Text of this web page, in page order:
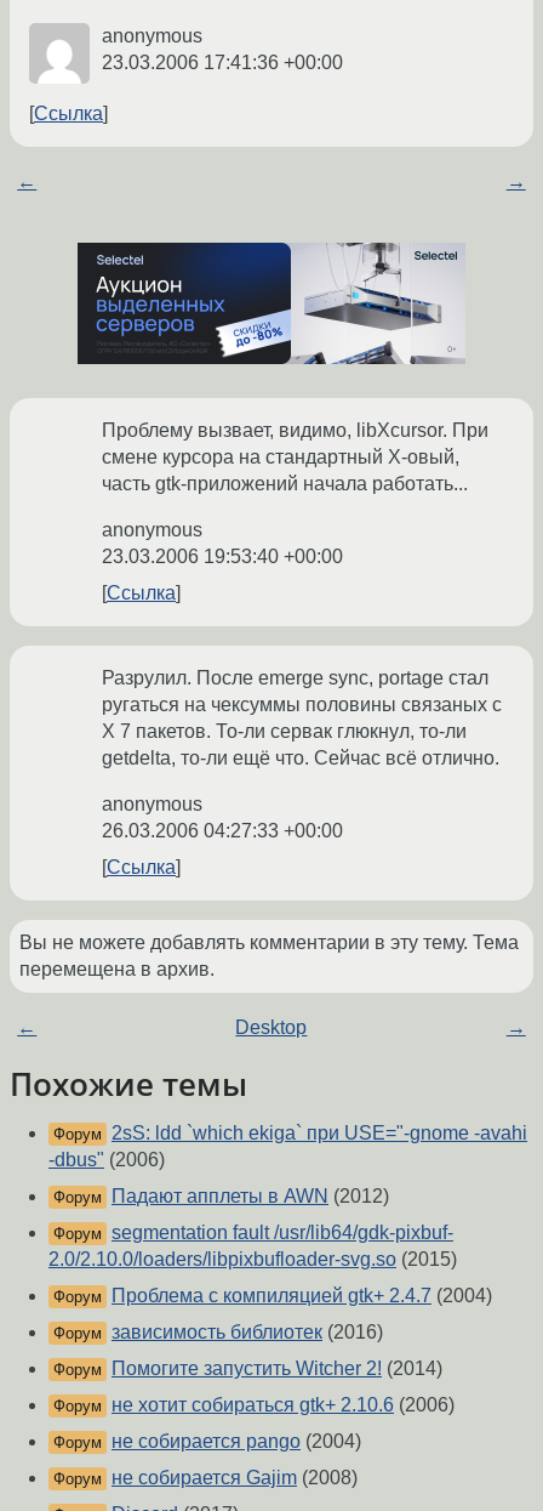
anonymous
23.03.2006 17:41:36 +00:00
Ссылка
← →
Проблему вызвает, видимо, libXcursor. При
смене курсора на стандартный X-овый,
часть gtk-приложений начала работать...
anonymous
23.03.2006 19:53:40 +00:00
Ссылка
Разрулил. После emerge sync, portage стал
ругаться на чексуммы половины связаных с
X 7 пакетов. То-ли сервак глюкнул, то-ли
getdelta, то-ли ещё что. Сейчас всё отлично.
anonymous
26.03.2006 04:27:33 +00:00
Ссылка
Вы не можете добавлять комментарии в эту тему. Тема
перемещена в архив.
← Desktop →
Похожие темы
Форум
2sS: ldd `which ekiga` при USE="-gnome -avahi
-dbus" (2006)
Форум Падают апплеты в AWN (2012)
Форум segmentation fault /usr/lib64/gdk-pixbuf-
2.0/2.10.0/loaders/libpixbufloader-svg.so (2015)
Форум Проблема с компиляцией gtk+ 2.4.7 (2004)
Форум зависимость библиотек (2016)
Форум Помогите запустить Witcher 2! (2014)
Форум не хотит собираться gtk+ 2.10.6 (2006)
Форум не собирается pango (2004)
Форум не собирается Gajim (2008)